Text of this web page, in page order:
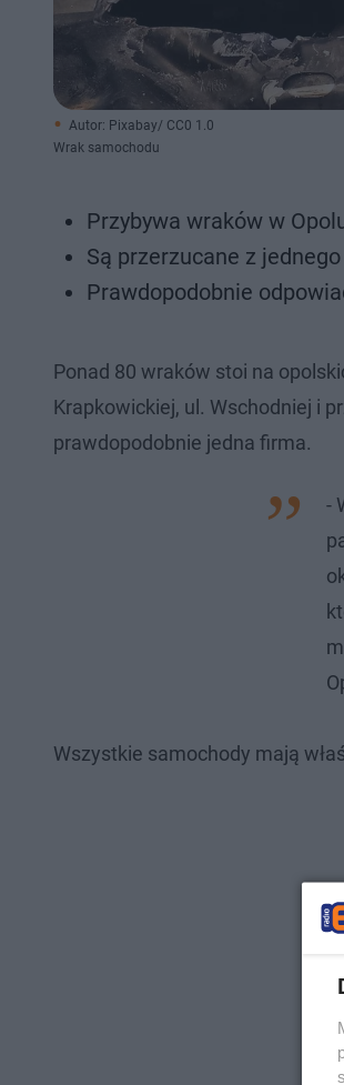
Autor: Pixabay/ CC0 1.0
Wrak samochodu
Przybywa wraków w
Są przerzucane z
Prawdopodobnie
Ponad 80 wraków stoi na
Krapkowickiej, ul. Wschodniej i
prawdopodobnie jedna firma.
-
Wszystkie samochody mają